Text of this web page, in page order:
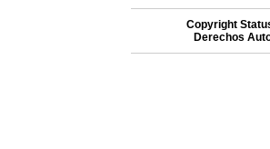
Copyright
Derechos